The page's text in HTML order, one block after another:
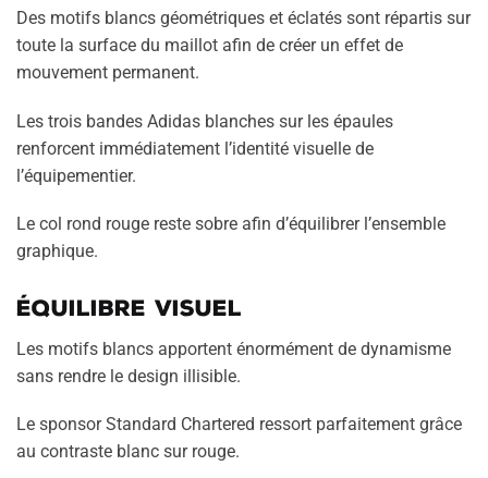
Des motifs blancs géométriques et éclatés sont répartis sur
toute la surface du maillot afin de créer un effet de
mouvement permanent.
Les trois bandes Adidas blanches sur les épaules
renforcent immédiatement l’identité visuelle de
l’équipementier.
Le col rond rouge reste sobre afin d’équilibrer l’ensemble
graphique.
Équilibre visuel
Les motifs blancs apportent énormément de dynamisme
sans rendre le design illisible.
Le sponsor Standard Chartered ressort parfaitement grâce
au contraste blanc sur rouge.